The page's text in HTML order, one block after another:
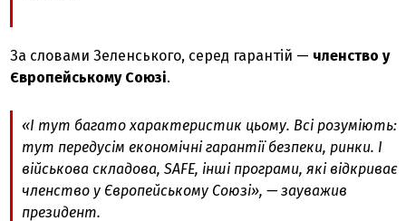
За словами Зеленського, серед гарантій — членство у
Європейському Союзі.
«І тут багато характеристик цьому. Всі розуміють:
тут передусім економічні гарантії безпеки, ринки. І
військова складова, SAFE, інші програми, які відкриває
членство у Європейському Союзі», — зауважив
президент.